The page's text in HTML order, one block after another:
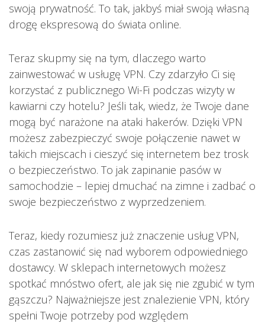
swoją prywatność. To tak, jakbyś miał swoją własną
drogę ekspresową do świata online.
Teraz skupmy się na tym, dlaczego warto
zainwestować w usługę VPN. Czy zdarzyło Ci się
korzystać z publicznego Wi-Fi podczas wizyty w
kawiarni czy hotelu? Jeśli tak, wiedz, że Twoje dane
mogą być narażone na ataki hakerów. Dzięki VPN
możesz zabezpieczyć swoje połączenie nawet w
takich miejscach i cieszyć się internetem bez trosk
o bezpieczeństwo. To jak zapinanie pasów w
samochodzie – lepiej dmuchać na zimne i zadbać o
swoje bezpieczeństwo z wyprzedzeniem.
Teraz, kiedy rozumiesz już znaczenie usług VPN,
czas zastanowić się nad wyborem odpowiedniego
dostawcy. W sklepach internetowych możesz
spotkać mnóstwo ofert, ale jak się nie zgubić w tym
gąszczu? Najważniejsze jest znalezienie VPN, który
spełni Twoje potrzeby pod względem